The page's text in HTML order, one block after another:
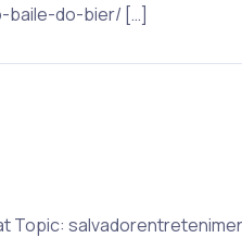
baile-do-bier/ […]
Topic: